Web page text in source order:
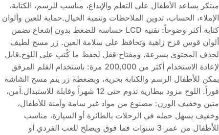
مبتكر يساعد الأطفال على التعلم والإبداع، مناسب للرسم، الكتابة،
الإملاء، الحساب، تدوين الملاحظات وتنمية الخيال.حماية للعين وألوان
كتابة أكثر وضوحاً: تقنية LCD حساسة للضغط بدون إشعاع تضمن
ألوان قوس قزح زاهية وتحافظ على سلامة العين. زر مسح لطيف
لحذف المحتوى بسرعة، ومفتاح قفل لحفظ ما كُتب على اللوح.قابل
لإعادة الاستخدام أكثر من 200,000 مرة: باستخدام القلم المرفق
يمكن للأطفال الرسم والكتابة بحرية، وبضغطة زر يتم مسح الشاشة
فوراً. اللوح مزود ببطارية تدوم حتى 12 شهراً وقابلة للاستبدال.آمن،
متين وخفيف الوزن: مصنوع من مواد غير سامة وآمنة للأطفال،
وخفيف يسهل حمله في الرحلات بالطائرة أو السيارة، مناسب
للأطفال من عمر 3 سنوات فما فوق ويصلح للعب الفردي أو